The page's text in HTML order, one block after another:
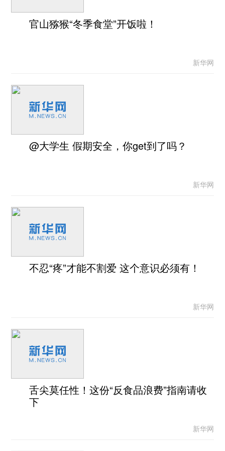
官山猕猴“冬季食堂”开饭啦！
新华网
@大学生 假期安全，你get到了吗？
新华网
不忍“疼”才能不割爱 这个意识必须有！
新华网
舌尖莫任性！这份“反食品浪费”指南请收
下
新华网